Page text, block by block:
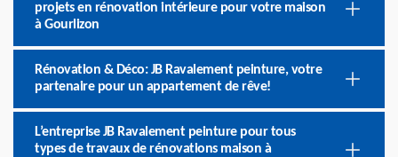
projets en rénovation intérieure pour votre maison
à Gourlizon
Rénovation & Déco: JB Ravalement peinture, votre
partenaire pour un appartement de rêve!
L’entreprise JB Ravalement peinture pour tous
types de travaux de rénovations maison à